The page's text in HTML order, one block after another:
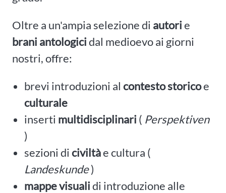
Oltre a un'ampia selezione di autorie
brani antologicidal medioevo ai giorni
nostri, offre:
brevi introduzioni al contesto storicoe
culturale
inserti multidisciplinari ( Perspektiven
)
sezioni diciviltàe cultura (
Landeskunde)
mappe visualidi introduzione alle